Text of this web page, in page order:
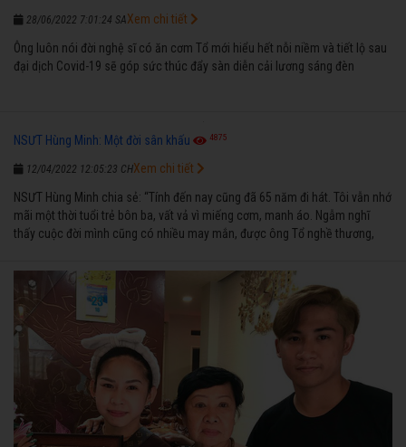
28/06/2022 7:01:24 SA
Ông luôn nói đời nghệ sĩ có ăn cơm Tổ mới hiểu hết nỗi niềm và tiết lộ sau
đại dịch Covid-19 sẽ góp sức thúc đẩy sàn diễn cải lương sáng đèn
Xem chi tiết
NSƯT Hùng Minh: Một đời sân khấu 4875
12/04/2022 12:05:23 CH
NSƯT Hùng Minh chia sẻ: “Tính đến nay cũng đã 65 năm đi hát. Tôi vẫn nhớ
mãi một thời tuổi trẻ bôn ba, vất vả vì miếng cơm, manh áo. Ngẫm nghĩ
thấy cuộc đời mình cũng có nhiều may mắn, được ông Tổ nghề thương,
ngược nhận được những cơ may để từng bước thành danh với nghiệp ca
diễn”.
Xem chi tiết